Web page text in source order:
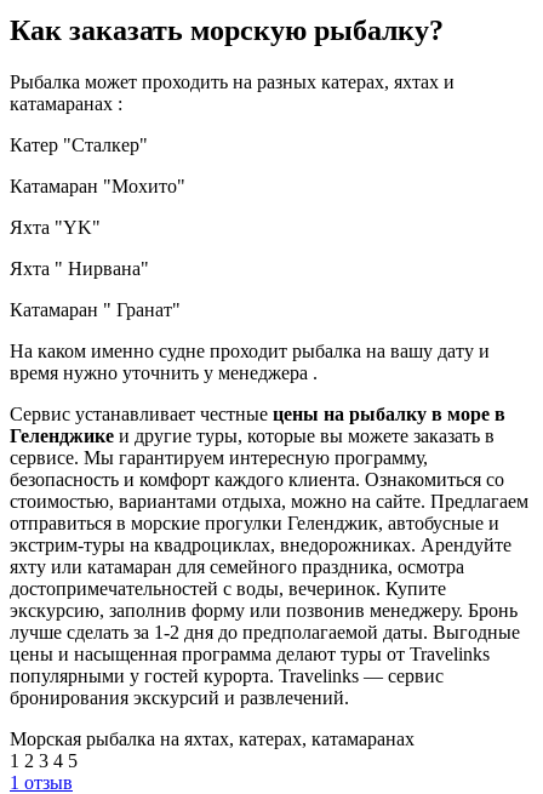
Как заказать морскую рыбалку?
Рыбалка может проходить на разных катерах, яхтах и
катамаранах :
Катер "Сталкер"
Катамаран "Мохито"
Яхта "YK"
Яхта " Нирвана"
Катамаран " Гранат"
На каком именно судне проходит рыбалка на вашу дату и
время нужно уточнить у менеджера .
Сервис устанавливает честные цены на рыбалку в море в
Геленджике и другие туры, которые вы можете заказать в
сервисе. Мы гарантируем интересную программу,
безопасность и комфорт каждого клиента. Ознакомиться со
стоимостью, вариантами отдыха, можно на сайте. Предлагаем
отправиться в морские прогулки Геленджик, автобусные и
экстрим-туры на квадроциклах, внедорожниках. Арендуйте
яхту или катамаран для семейного праздника, осмотра
достопримечательностей с воды, вечеринок. Купите
экскурсию, заполнив форму или позвонив менеджеру. Бронь
лучше сделать за 1-2 дня до предполагаемой даты. Выгодные
цены и насыщенная программа делают туры от Travelinks
популярными у гостей курорта. Travelinks — сервис
бронирования экскурсий и развлечений.
Морская рыбалка на яхтах, катерах, катамаранах
1 2 3 4 5
1 отзыв